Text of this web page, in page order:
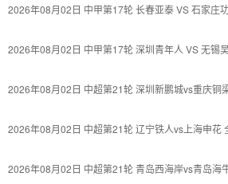
2026年08月02日 中甲第17轮 长春亚泰 VS 石家庄
2026年08月02日 中甲第17轮 深圳青年人 VS 无锡
2026年08月02日 中超第21轮 深圳新鹏城vs重庆铜
2026年08月02日 中超第21轮 辽宁铁人vs上海申花
2026年08月02日 中超第21轮 青岛西海岸vs青岛海